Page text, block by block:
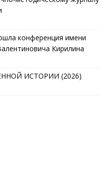
конференция имени
Кирилина
ИСТОРИИ (2026)